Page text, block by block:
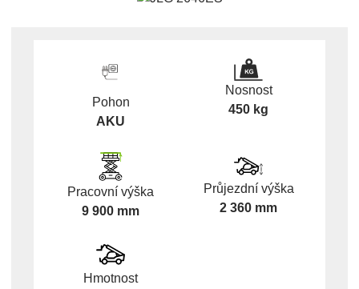
Pohon
AKU
Nosnost
450 kg
Pracovní výška
9 900 mm
Průjezdní výška
2 360 mm
Hmotnost